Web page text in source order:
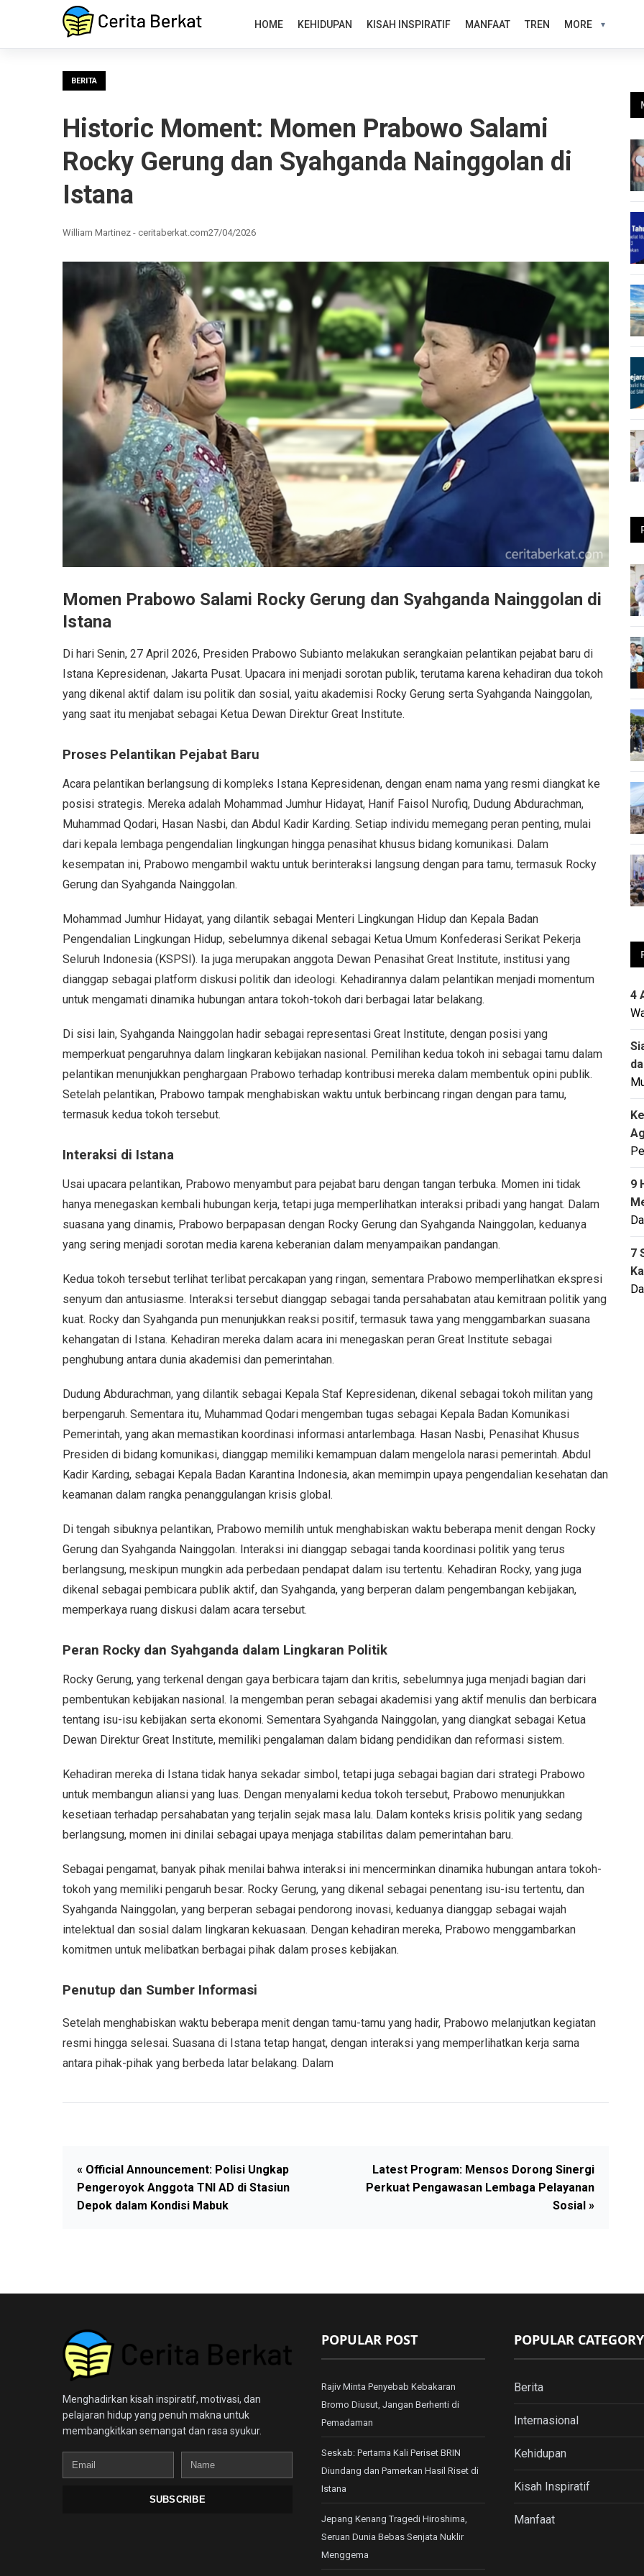
HOME KEHIDUPAN KISAH INSPIRATIF MANFAAT TREN MORE
BERITA
Historic Moment: Momen Prabowo Salami
Rocky Gerung dan Syahganda Nainggolan di
Istana
William Martinez - ceritaberkat.com27/04/2026
Momen Prabowo Salami Rocky Gerung dan Syahganda Nainggolan di
Istana
Di hari Senin, 27 April 2026, Presiden Prabowo Subianto melakukan serangkaian pelantikan pejabat baru di
Istana Kepresidenan, Jakarta Pusat. Upacara ini menjadi sorotan publik, terutama karena kehadiran dua tokoh
yang dikenal aktif dalam isu politik dan sosial, yaitu akademisi Rocky Gerung serta Syahganda Nainggolan,
yang saat itu menjabat sebagai Ketua Dewan Direktur Great Institute.
Proses Pelantikan Pejabat Baru
Acara pelantikan berlangsung di kompleks Istana Kepresidenan, dengan enam nama yang resmi diangkat ke
posisi strategis. Mereka adalah Mohammad Jumhur Hidayat, Hanif Faisol Nurofiq, Dudung Abdurachman,
Muhammad Qodari, Hasan Nasbi, dan Abdul Kadir Karding. Setiap individu memegang peran penting, mulai
dari kepala lembaga pengendalian lingkungan hingga penasihat khusus bidang komunikasi. Dalam
kesempatan ini, Prabowo mengambil waktu untuk berinteraksi langsung dengan para tamu, termasuk Rocky
Gerung dan Syahganda Nainggolan.
Mohammad Jumhur Hidayat, yang dilantik sebagai Menteri Lingkungan Hidup dan Kepala Badan
Pengendalian Lingkungan Hidup, sebelumnya dikenal sebagai Ketua Umum Konfederasi Serikat Pekerja
Seluruh Indonesia (KSPSI). Ia juga merupakan anggota Dewan Penasihat Great Institute, institusi yang
dianggap sebagai platform diskusi politik dan ideologi. Kehadirannya dalam pelantikan menjadi momentum
untuk mengamati dinamika hubungan antara tokoh-tokoh dari berbagai latar belakang.
Di sisi lain, Syahganda Nainggolan hadir sebagai representasi Great Institute, dengan posisi yang
memperkuat pengaruhnya dalam lingkaran kebijakan nasional. Pemilihan kedua tokoh ini sebagai tamu dalam
pelantikan menunjukkan penghargaan Prabowo terhadap kontribusi mereka dalam membentuk opini publik.
Setelah pelantikan, Prabowo tampak menghabiskan waktu untuk berbincang ringan dengan para tamu,
termasuk kedua tokoh tersebut.
Interaksi di Istana
Usai upacara pelantikan, Prabowo menyambut para pejabat baru dengan tangan terbuka. Momen ini tidak
hanya menegaskan kembali hubungan kerja, tetapi juga memperlihatkan interaksi pribadi yang hangat. Dalam
suasana yang dinamis, Prabowo berpapasan dengan Rocky Gerung dan Syahganda Nainggolan, keduanya
yang sering menjadi sorotan media karena keberanian dalam menyampaikan pandangan.
Kedua tokoh tersebut terlihat terlibat percakapan yang ringan, sementara Prabowo memperlihatkan ekspresi
senyum dan antusiasme. Interaksi tersebut dianggap sebagai tanda persahabatan atau kemitraan politik yang
kuat. Rocky dan Syahganda pun menunjukkan reaksi positif, termasuk tawa yang menggambarkan suasana
kehangatan di Istana. Kehadiran mereka dalam acara ini menegaskan peran Great Institute sebagai
penghubung antara dunia akademisi dan pemerintahan.
Dudung Abdurachman, yang dilantik sebagai Kepala Staf Kepresidenan, dikenal sebagai tokoh militan yang
berpengaruh. Sementara itu, Muhammad Qodari mengemban tugas sebagai Kepala Badan Komunikasi
Pemerintah, yang akan memastikan koordinasi informasi antarlembaga. Hasan Nasbi, Penasihat Khusus
Presiden di bidang komunikasi, dianggap memiliki kemampuan dalam mengelola narasi pemerintah. Abdul
Kadir Karding, sebagai Kepala Badan Karantina Indonesia, akan memimpin upaya pengendalian kesehatan dan
keamanan dalam rangka penanggulangan krisis global.
Di tengah sibuknya pelantikan, Prabowo memilih untuk menghabiskan waktu beberapa menit dengan Rocky
Gerung dan Syahganda Nainggolan. Interaksi ini dianggap sebagai tanda koordinasi politik yang terus
berlangsung, meskipun mungkin ada perbedaan pendapat dalam isu tertentu. Kehadiran Rocky, yang juga
dikenal sebagai pembicara publik aktif, dan Syahganda, yang berperan dalam pengembangan kebijakan,
memperkaya ruang diskusi dalam acara tersebut.
Peran Rocky dan Syahganda dalam Lingkaran Politik
Rocky Gerung, yang terkenal dengan gaya berbicara tajam dan kritis, sebelumnya juga menjadi bagian dari
pembentukan kebijakan nasional. Ia mengemban peran sebagai akademisi yang aktif menulis dan berbicara
tentang isu-isu kebijakan serta ekonomi. Sementara Syahganda Nainggolan, yang diangkat sebagai Ketua
Dewan Direktur Great Institute, memiliki pengalaman dalam bidang pendidikan dan reformasi sistem.
Kehadiran mereka di Istana tidak hanya sekadar simbol, tetapi juga sebagai bagian dari strategi Prabowo
untuk membangun aliansi yang luas. Dengan menyalami kedua tokoh tersebut, Prabowo menunjukkan
kesetiaan terhadap persahabatan yang terjalin sejak masa lalu. Dalam konteks krisis politik yang sedang
berlangsung, momen ini dinilai sebagai upaya menjaga stabilitas dalam pemerintahan baru.
Sebagai pengamat, banyak pihak menilai bahwa interaksi ini mencerminkan dinamika hubungan antara tokoh-
tokoh yang memiliki pengaruh besar. Rocky Gerung, yang dikenal sebagai penentang isu-isu tertentu, dan
Syahganda Nainggolan, yang berperan sebagai pendorong inovasi, keduanya dianggap sebagai wajah
intelektual dan sosial dalam lingkaran kekuasaan. Dengan kehadiran mereka, Prabowo menggambarkan
komitmen untuk melibatkan berbagai pihak dalam proses kebijakan.
Penutup dan Sumber Informasi
Setelah menghabiskan waktu beberapa menit dengan tamu-tamu yang hadir, Prabowo melanjutkan kegiatan
resmi hingga selesai. Suasana di Istana tetap hangat, dengan interaksi yang memperlihatkan kerja sama
antara pihak-pihak yang berbeda latar belakang. Dalam
« Official Announcement: Polisi Ungkap
Pengeroyok Anggota TNI AD di Stasiun
Depok dalam Kondisi Mabuk
Latest Program: Mensos Dorong Sinergi
Perkuat Pengawasan Lembaga Pelayanan
Sosial »
4
9
7
Menghadirkan kisah inspiratif, motivasi, dan
pelajaran hidup yang penuh makna untuk
membangkitkan semangat dan rasa syukur.
Email
Name
SUBSCRIBE
POPULAR POST
Rajiv Minta Penyebab Kebakaran
Bromo Diusut, Jangan Berhenti di
Pemadaman
Seskab: Pertama Kali Periset BRIN
Diundang dan Pamerkan Hasil Riset di
Istana
Jepang Kenang Tragedi Hiroshima,
Seruan Dunia Bebas Senjata Nuklir
Menggema
POPULAR CATEGORY
Berita
Internasional
Kehidupan
Kisah Inspiratif
Manfaat